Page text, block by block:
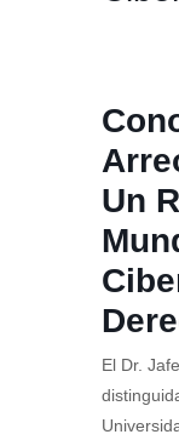
Un
El Dr.